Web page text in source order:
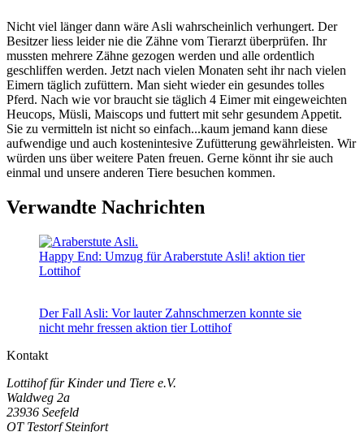
Nicht viel länger dann wäre Asli wahrscheinlich verhungert. Der
Besitzer liess leider nie die Zähne vom Tierarzt überprüfen. Ihr
mussten mehrere Zähne gezogen werden und alle ordentlich
geschliffen werden. Jetzt nach vielen Monaten seht ihr nach vielen
Eimern täglich zufüttern. Man sieht wieder ein gesundes tolles
Pferd. Nach wie vor braucht sie täglich 4 Eimer mit eingeweichten
Heucops, Müsli, Maiscops und futtert mit sehr gesundem Appetit.
Sie zu vermitteln ist nicht so einfach...kaum jemand kann diese
aufwendige und auch kostenintesive Zufütterung gewährleisten. Wir
würden uns über weitere Paten freuen. Gerne könnt ihr sie auch
einmal und unsere anderen Tiere besuchen kommen.
Verwandte Nachrichten
Happy End: Umzug für Araberstute Asli! aktion tier
Lottihof
Der Fall Asli: Vor lauter Zahnschmerzen konnte sie
nicht mehr fressen aktion tier Lottihof
Kontakt
Lottihof für Kinder und Tiere e.V.
Waldweg 2a
23936 Seefeld
OT Testorf Steinfort